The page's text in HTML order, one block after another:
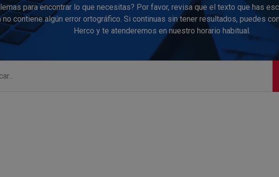
para encontrar lo que necesitas? Por favor, revisa que el texto que has
no contiene algún error ortográfico. Si continuas sin tener resultados, puedes
Herco y te atenderemos en nuestro horario habitual.